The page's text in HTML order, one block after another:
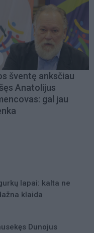
šventę anksčiau
Anatolijus
gal jau
lapai: kalta ne
klaida
Dunojus